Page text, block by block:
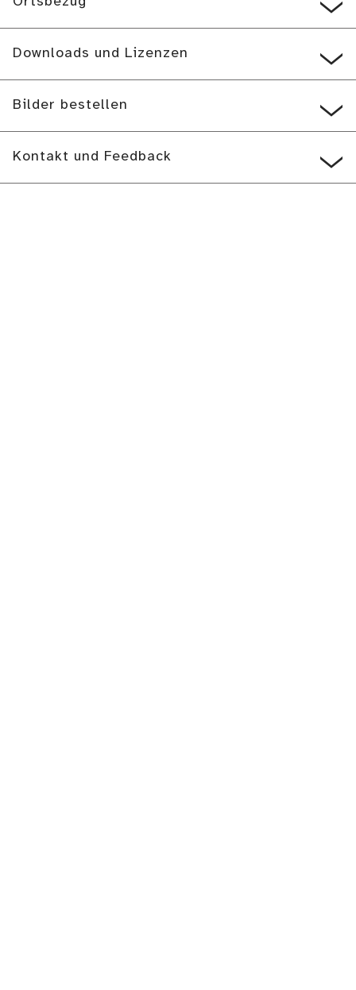
Downloads und Lizenzen
Bilder bestellen
Kontakt und Feedback